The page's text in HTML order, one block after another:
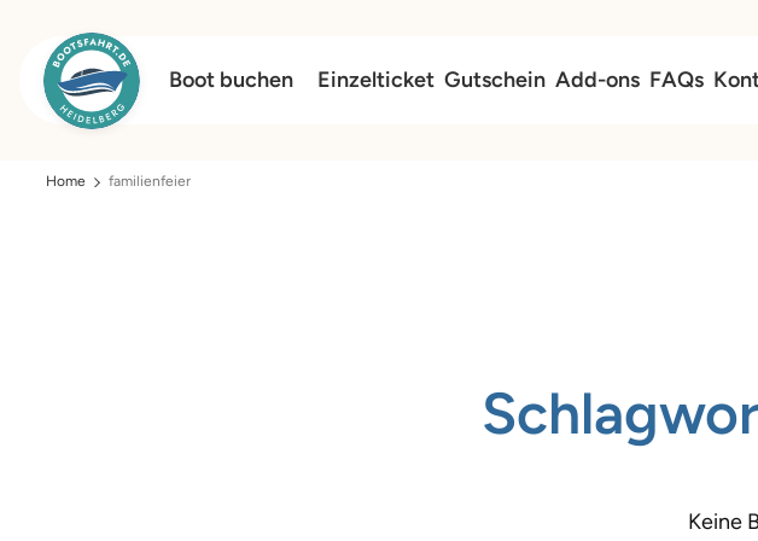
Boot buchen Einzelticket Gutschein Add-ons FAQs
Home familienfeier
Keine